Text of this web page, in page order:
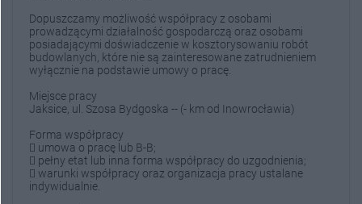
Dopuszczamy możliwość współpracy z osobami
prowadzącymi działalność gospodarczą oraz osobami
posiadającymi doświadczenie w kosztorysowaniu robót
budowlanych, które nie są zainteresowane zatrudnieniem
wyłącznie na podstawie umowy o pracę.
Miejsce pracy
Jaksice, ul. Szosa Bydgoska -- (- km od Inowrocławia)
Forma współpracy
 umowa o pracę lub B-B;
 pełny etat lub inna forma współpracy do uzgodnienia;
 warunki współpracy oraz organizacja pracy ustalane
indywidualnie.